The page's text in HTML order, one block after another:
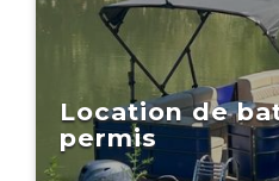
Location de
permis